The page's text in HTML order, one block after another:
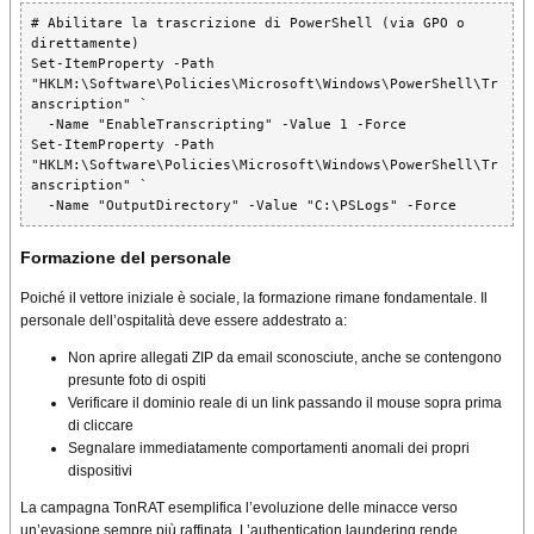
# Abilitare la trascrizione di PowerShell (via GPO o
direttamente)
Set-ItemProperty -Path
"HKLM:\Software\Policies\Microsoft\Windows\PowerShell\Tr
anscription" `
Set-ItemProperty -Path
"HKLM:\Software\Policies\Microsoft\Windows\PowerShell\Tr
anscription" `
  -Name "OutputDirectory" -Value "C:\PSLogs" -Force
Formazione del personale
Poiché il vettore iniziale è sociale, la formazione rimane fondamentale. Il
personale dell’ospitalità deve essere addestrato a:
Non aprire allegati ZIP da email sconosciute, anche se contengono
presunte foto di ospiti
Verificare il dominio reale di un link passando il mouse sopra prima
di cliccare
Segnalare immediatamente comportamenti anomali dei propri
dispositivi
La campagna TonRAT esemplifica l’evoluzione delle minacce verso
un’evasione sempre più raffinata. L’authentication laundering rende